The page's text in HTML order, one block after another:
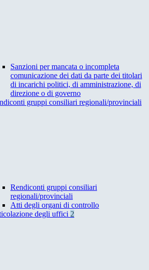
Sanzioni per mancata o incompleta
comunicazione dei dati da parte dei titolari
di incarichi politici, di amministrazione, di
direzione o di governo
gruppi consiliari regionali/provinciali
Rendiconti gruppi consiliari
regionali/provinciali
Atti degli organi di controllo
degli uffici 2